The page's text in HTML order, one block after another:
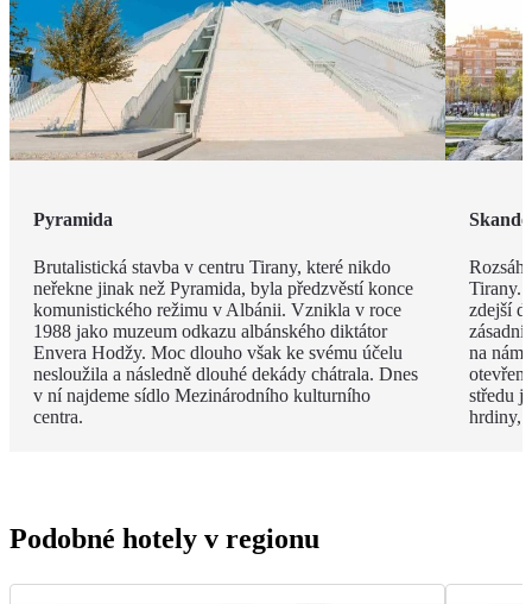
Pyramida
Brutalistická stavba v centru Tirany, které nikdo
neřekne jinak než Pyramida, byla předzvěstí konce
komunistického režimu v Albánii. Vznikla v roce
1988 jako muzeum odkazu albánského diktátor
Envera Hodžy. Moc dlouho však ke svému účelu
nesloužila a následně dlouhé dekády chátrala. Dnes
v ní najdeme sídlo Mezinárodního kulturního
centra.
Tirany.
zdejší
na
středu
hrdiny,
Podobné hotely v regionu